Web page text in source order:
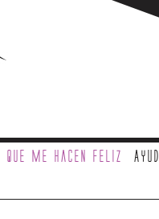
que me hacen feliz